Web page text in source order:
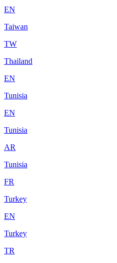
EN
Taiwan
TW
Thailand
EN
Tunisia
EN
Tunisia
AR
Tunisia
FR
Turkey
EN
Turkey
TR